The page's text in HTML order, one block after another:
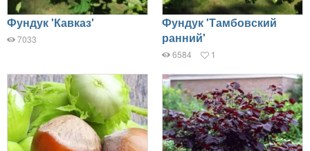
Фундук 'Кавказ'
7033
Фундук 'Тамбовский
ранний'
6584 1